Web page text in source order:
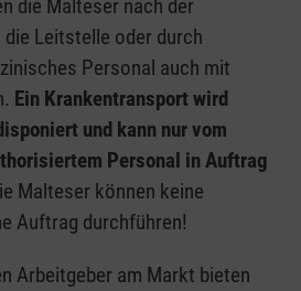
die Malteser nach der
Leitstelle oder durch
Personal auch mit
Ein Krankentransport wird
und kann nur vom
Personal in Auftrag
Malteser können keine
Auftrag durchführen!
Arbeitgeber am Markt bieten